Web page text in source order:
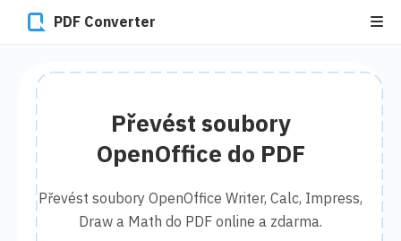
PDF Converter
Převést soubory
OpenOffice do PDF
Převést soubory OpenOffice Writer, Calc, Impress,
Draw a Math do PDF online a zdarma.